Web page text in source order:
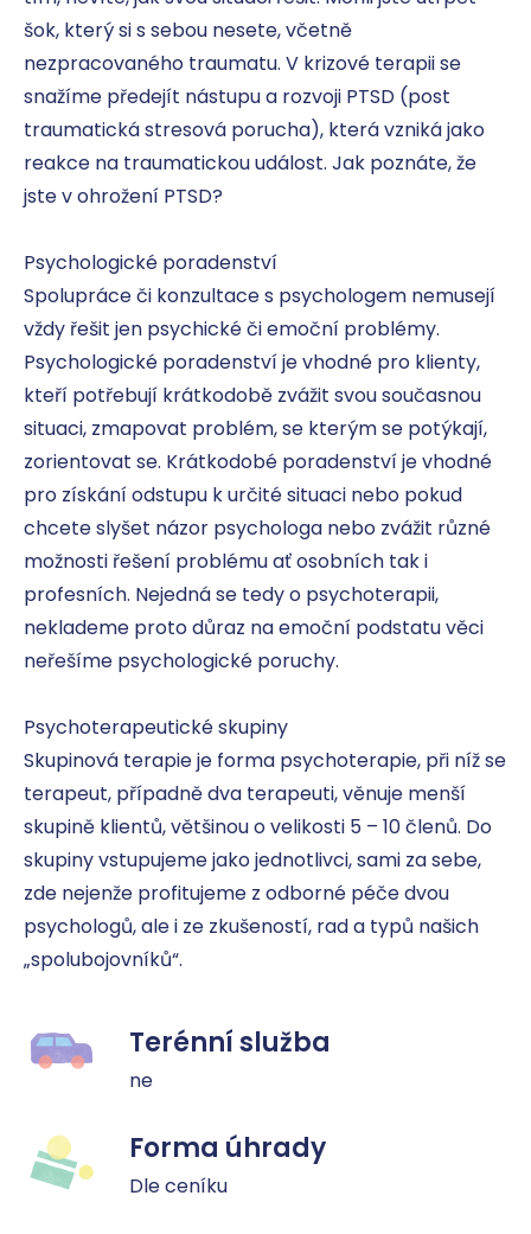
šok, který si s sebou nesete, včetně
nezpracovaného traumatu. V krizové terapii se
snažíme předejít nástupu a rozvoji PTSD (post
traumatická stresová porucha), která vzniká jako
reakce na traumatickou událost. Jak poznáte, že
jste v ohrožení PTSD?
Psychologické poradenství
Spolupráce či konzultace s psychologem nemusejí
vždy řešit jen psychické či emoční problémy.
Psychologické poradenství je vhodné pro klienty,
kteří potřebují krátkodobě zvážit svou současnou
situaci, zmapovat problém, se kterým se potýkají,
zorientovat se. Krátkodobé poradenství je vhodné
pro získání odstupu k určité situaci nebo pokud
chcete slyšet názor psychologa nebo zvážit různé
možnosti řešení problému ať osobních tak i
profesních. Nejedná se tedy o psychoterapii,
neklademe proto důraz na emoční podstatu věci
neřešíme psychologické poruchy.
Psychoterapeutické skupiny
Skupinová terapie je forma psychoterapie, při níž se
terapeut, případně dva terapeuti, věnuje menší
skupině klientů, většinou o velikosti 5 – 10 členů. Do
skupiny vstupujeme jako jednotlivci, sami za sebe,
zde nejenže profitujeme z odborné péče dvou
psychologů, ale i ze zkušeností, rad a typů našich
„spolubojovníků“.
Terénní služba
ne
Forma úhrady
Dle ceníku